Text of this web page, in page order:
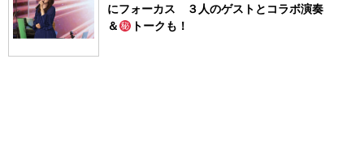
にフォーカス ３人のゲストとコラボ演奏
＆
トークも！